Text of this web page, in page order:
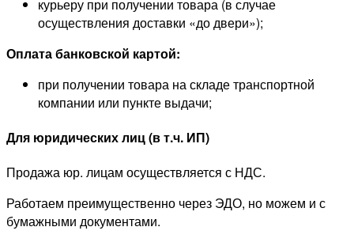
курьеру при получении товара (в случае
осуществления доставки «до двери»);
Оплата банковской картой:
при получении товара на складе транспортной
компании или пункте выдачи;
Для юридических лиц (в т.ч. ИП)
Продажа юр. лицам осуществляется с НДС.
Работаем преимущественно через ЭДО, но можем и с
бумажными документами.